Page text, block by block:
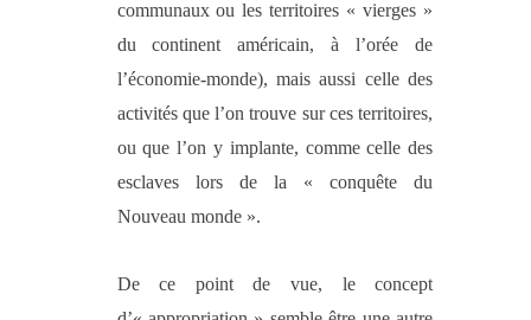
communaux ou les territoires « vierges »
du continent américain, à l’orée de
l’économie-monde), mais aussi celle des
activités que l’on trouve sur ces territoires,
ou que l’on y implante, comme celle des
esclaves lors de la « conquête du
Nouveau monde ».
De ce point de vue, le concept